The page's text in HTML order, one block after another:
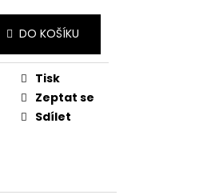
DO KOŠÍKU
Tisk
Zeptat se
Sdílet